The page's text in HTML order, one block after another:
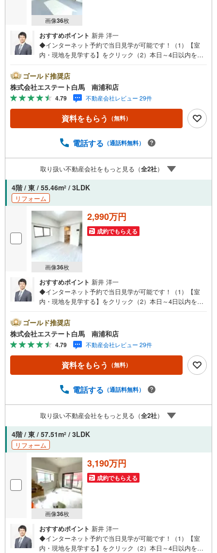
画像36枚
おすすめポイント 新井 洋一
◆インターネット予約で当日見学が可能です！（1）【室
内・現地を見学する】をクリック（2）本日～4日以内をご
ください。◆10:00～21:00はお電話でのお問い合わせがス
ムーズです。●駅徒歩約9分●フルリフォーム6月末完成予定
●全居室収納付き【Yahoo！ 不動産キャンペーン対象店舗
です】 当店で物件を成約するとPayPayボーナスをプレゼ
ント！◆エステート白馬の5大サポート◆1.FP相談サポー
ト社外のファイナンシャルプランナーと資金相談が無料2.
設備修理サービスが無料で付帯3.注文住宅「白馬の家」高
能4.見学時、建築士同行サービス目視検査やリフォーム費
用をお伝えするなどの無料サービス5.お引渡し後もしっか
りサポートCSサポート室がお引渡し後のお悩みもしっかり
サポートします
ゴールド推奨店
株式会社エステート白馬 南浦和店
4.79 不動産会社レビュー 29件
資料をもらう （無料）
電話する （通話料無料）
取り扱い不動産会社をもっと見る（全2社）
4階 / 東 / 55.46m2 / 3LDK
リフォーム
画像36枚
2,990万円
成約でもらえる
おすすめポイント 新井 洋一
◆インターネット予約で当日見学が可能です！（1）【室
内・現地を見学する】をクリック（2）本日～4日以内をご
ください。◆10:00～21:00はお電話でのお問い合わせがス
ムーズです。●駅徒歩約9分●フルリフォーム6月末完成予定
●全居室収納付き【Yahoo！ 不動産キャンペーン対象店舗
です】 当店で物件を成約するとPayPayボーナスをプレゼ
ント！◆エステート白馬の5大サポート◆1.FP相談サポー
ト社外のファイナンシャルプランナーと資金相談が無料2.
設備修理サービスが無料で付帯3.注文住宅「白馬の家」高
能4.見学時、建築士同行サービス目視検査やリフォーム費
用をお伝えするなどの無料サービス5.お引渡し後もしっか
りサポートCSサポート室がお引渡し後のお悩みもしっかり
サポートします
ゴールド推奨店
株式会社エステート白馬 南浦和店
4.79 不動産会社レビュー 29件
資料をもらう （無料）
電話する （通話料無料）
取り扱い不動産会社をもっと見る（全2社）
4階 / 東 / 57.51m2 / 3LDK
リフォーム
画像36枚
3,190万円
成約でもらえる
おすすめポイント 新井 洋一
◆インターネット予約で当日見学が可能です！（1）【室
内・現地を見学する】をクリック（2）本日～4日以内をご